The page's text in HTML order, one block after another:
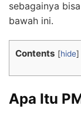
sebagainya
bawah ini.
Contents [hide]
Apa Itu